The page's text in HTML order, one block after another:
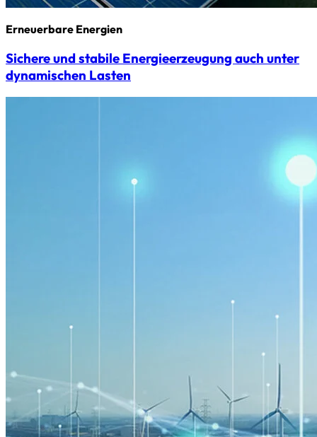
Erneuerbare Energien
Sichere und stabile Energieerzeugung auch unter
dynamischen Lasten